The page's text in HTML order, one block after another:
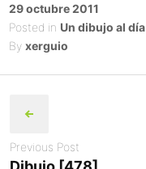
Posted
on
29 octubre 2011
Posted in Un dibujo al día
By xerguio
navigation
Previous Post